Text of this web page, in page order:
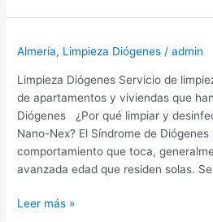
Almería,
Almería, Limpieza Diógenes /admin
Limpieza Diógenes Servicio de
de apartamentos y viviendas que
Diógenes ¿Por qué limpiar y
Nano-Nex? El Síndrome de
comportamiento que toca,
avanzada edad que residen solas.
Limpieza
Leer más »